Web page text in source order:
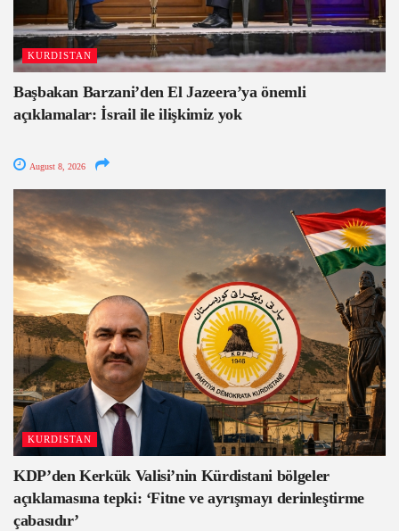
KURDISTAN
Başbakan Barzani’den El Jazeera’ya önemli
açıklamalar: İsrail ile ilişkimiz yok
August 8, 2026
KURDISTAN
KDP’den Kerkük Valisi’nin Kürdistani bölgeler
açıklamasına tepki: ‘Fitne ve ayrışmayı derinleştirme
çabasıdır’